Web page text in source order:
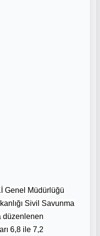
Genel Müdürlüğü
Sivil Savunma
düzenlenen
6,8 ile 7,2